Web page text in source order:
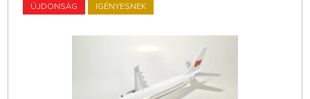
ÚJDONSÁG IGÉNYESNEK